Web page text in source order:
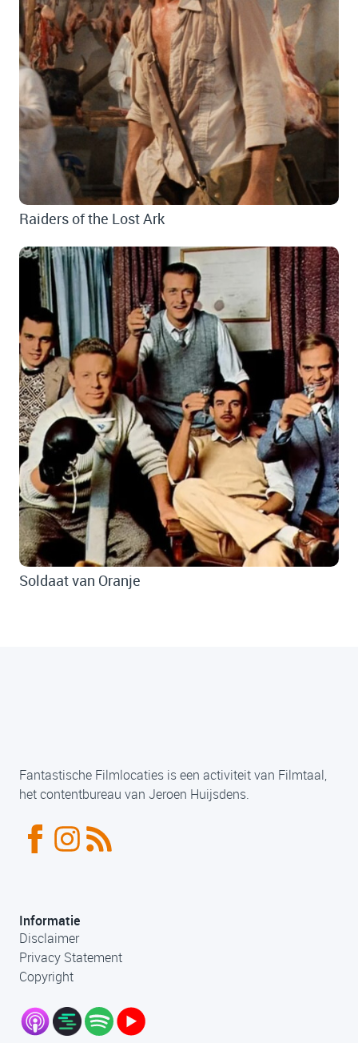
Raiders of the Lost Ark
Soldaat van Oranje
Fantastische Filmlocaties is een activiteit van Filmtaal,
het contentbureau van Jeroen Huijsdens.
Informatie
Disclaimer
Privacy Statement
Copyright